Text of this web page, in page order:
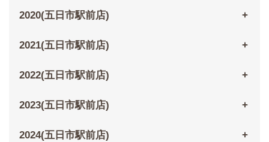
2020(五日市駅前店)
2021(五日市駅前店)
2022(五日市駅前店)
2023(五日市駅前店)
2024(五日市駅前店)